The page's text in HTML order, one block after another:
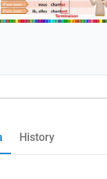
History